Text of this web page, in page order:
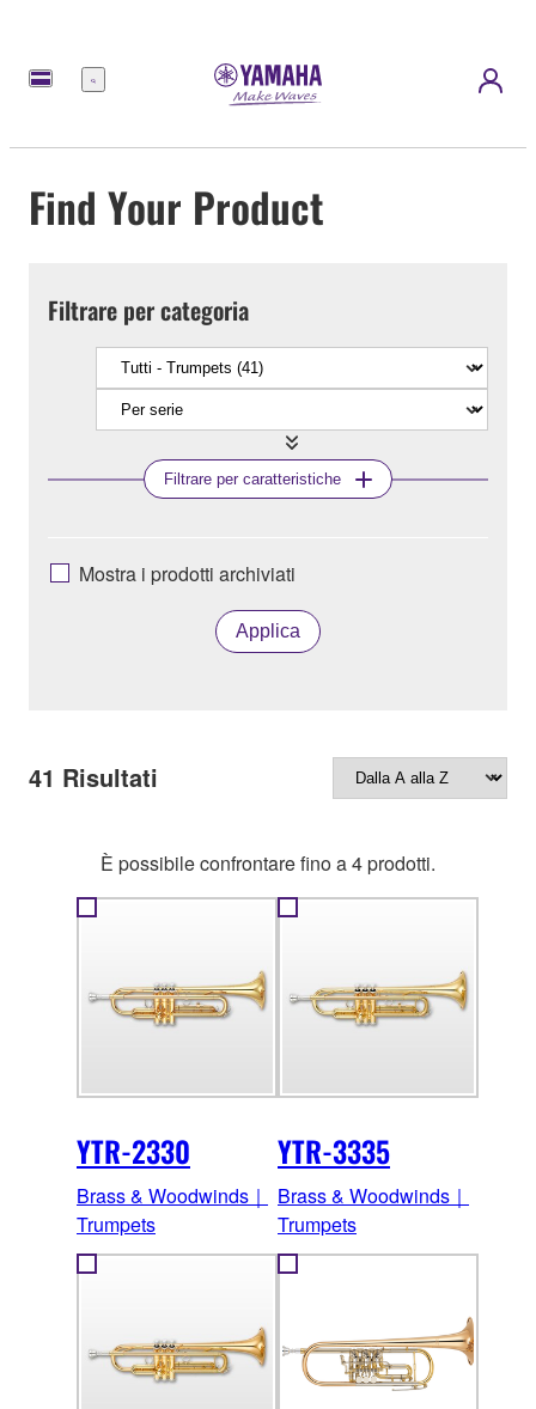
Menu
Find Your Product
Filtrare per categoria
Filtrare per caratteristiche
Mostra i prodotti archiviati
Applica
41 Risultati
È possibile confrontare fino a 4 prodotti.
YTR-2330
Brass & Woodwinds｜
Trumpets
YTR-3335
Brass & Woodwinds｜
Trumpets